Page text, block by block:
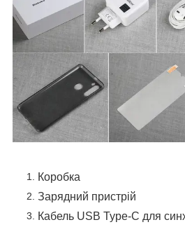
Коробка
Зарядний пристрій
Кабель USB Type-C для